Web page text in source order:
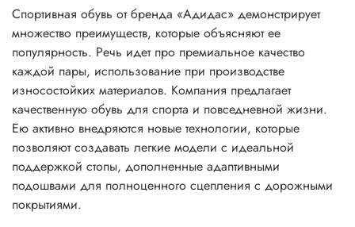
Спортивная обувь от бренда «Адидас» демонстрирует
множество преимуществ, которые объясняют ее
популярность. Речь идет про премиальное качество
каждой пары, использование при производстве
износостойких материалов. Компания предлагает
качественную обувь для спорта и повседневной жизни.
Ею активно внедряются новые технологии, которые
позволяют создавать легкие модели с идеальной
поддержкой стопы, дополненные адаптивными
подошвами для полноценного сцепления с дорожными
покрытиями.